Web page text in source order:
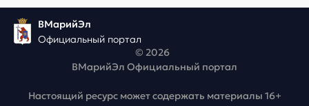
ВМарийЭл
Официальный портал
© 2026
ВМарийЭл Официальный портал
Настоящий ресурс может содержать материалы 16+